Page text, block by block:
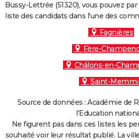
FORUM
Bussy-Lettrée (51320), vous pouvez
liste des candidats dans l'une des
Fagnières
Fère-
Châlons-en-
Saint-
Source de données : Académie de
l'Education
Ne figurent pas dans ces listes les
souhaité voir leur résultat publié. La